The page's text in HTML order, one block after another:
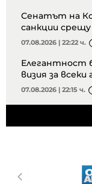
Сенатът на
санкции срещу
07.08.2026 | 22:22 ч.
Елегантност
визия за всеки
07.08.2026 | 22:15 ч.